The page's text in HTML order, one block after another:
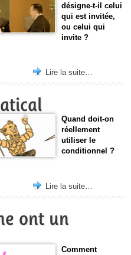
désigne-t-il celui
qui est invitée,
ou celui qui
invite ?
Lire la suite…
Quand doit-on
réellement
utiliser le
conditionnel ?
Lire la suite…
ont un
Comment